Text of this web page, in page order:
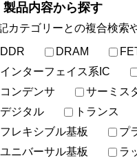
製品内容から探す
記カテゴリーとの複合検索
DDR
DRAM
インターフェイス系IC
コンデンサ
サーミス
デジタル
トランス
フレキシブル基板
プ
ユニバーサル基板
ラ